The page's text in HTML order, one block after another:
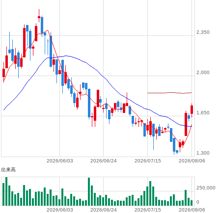
2026/08/06
2026/07/15
2026/06/24
2026/06/03
1,300
1,650
2,000
2,350
出来高
2026/08/06
2026/07/15
2026/06/24
2026/06/03
0
250,000